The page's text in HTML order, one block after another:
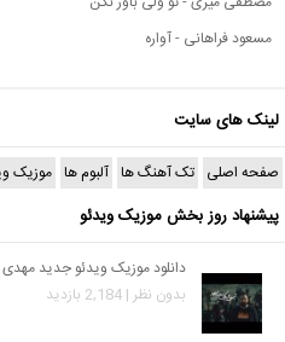
مسعود فراهانی - آواره
لینک های سایت
صفحه اصلی تک آهنگ ها آلبوم ها موزیک
پیشنهاد روز بخش موزیک ویدئو
دانلود موزیک ویدئو جدید
بدون نظر | 2,184 بازدید